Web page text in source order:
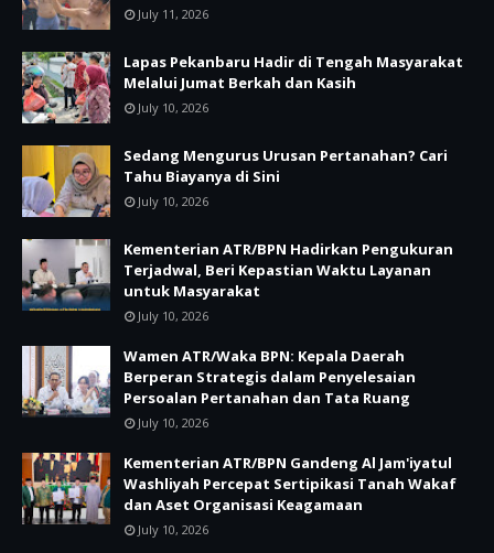
July 11, 2026
Lapas Pekanbaru Hadir di Tengah Masyarakat
Melalui Jumat Berkah dan Kasih
July 10, 2026
Sedang Mengurus Urusan Pertanahan? Cari
Tahu Biayanya di Sini
July 10, 2026
Kementerian ATR/BPN Hadirkan Pengukuran
Terjadwal, Beri Kepastian Waktu Layanan
untuk Masyarakat
July 10, 2026
Wamen ATR/Waka BPN: Kepala Daerah
Berperan Strategis dalam Penyelesaian
Persoalan Pertanahan dan Tata Ruang
July 10, 2026
Kementerian ATR/BPN Gandeng Al Jam'iyatul
Washliyah Percepat Sertipikasi Tanah Wakaf
dan Aset Organisasi Keagamaan
July 10, 2026